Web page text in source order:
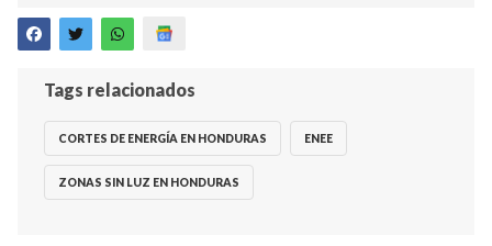
Tags relacionados
CORTES DE ENERGÍA EN HONDURAS ENEE
ZONAS SIN LUZ EN HONDURAS